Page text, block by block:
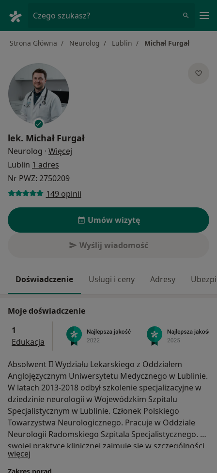
Czego szukasz?
Strona Główna Neurolog Lublin Michał Furgał
lek. Michał Furgał
Neurolog · Więcej
Lublin 1 adres
Nr PWZ: 2750209
149 opinii
Umów wizytę
Wyślij wiadomość
Doświadczenie Usługi i ceny Adresy
Moje doświadczenie
1
Edukacja
Absolwent II Wydziału Lekarskiego z Oddziałem
Anglojęzycznym Uniwersytetu Medycznego w Lublinie.
W latach 2013-2018 odbył szkolenie specjalizacyjne w
dziedzinie neurologii w Wojewódzkim Szpitalu
Specjalistycznym w Lublinie. Członek Polskiego
Towarzystwa Neurologicznego. Pracuje w Oddziale
Neurologii Radomskiego Szpitala Specjalistycznego. W
swojej praktyce klinicznej zajmuję się w szczególności
diagnostyką i leczeniem chorób naczyniowych mózgu,
a także innymi schorzeniami neurologicznymi.
więcej